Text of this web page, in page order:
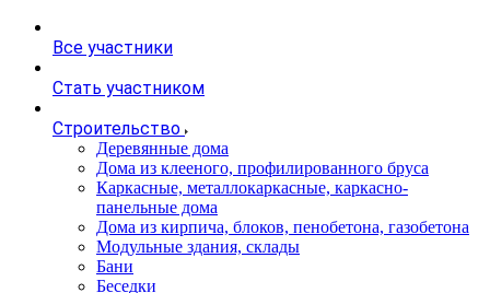
Все участники
Стать участником
Строительство
Деревянные дома
Дома из клееного, профилированного бруса
Каркасные, металлокаркасные, каркасно-
панельные дома
Дома из кирпича, блоков, пенобетона, газобетона
Модульные здания, склады
Бани
Беседки